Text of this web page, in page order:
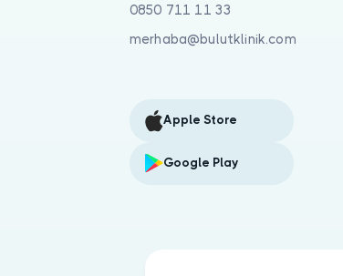
0850 711 11 33
merhaba@bulutklinik.com
Apple Store
Google Play